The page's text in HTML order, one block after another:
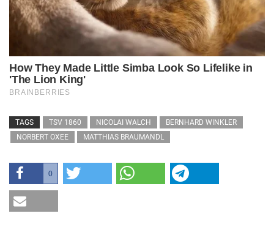
TAGS TSV 1860 NICOLAI WALCH
BERNHARD WINKLER
NORBERT OXEE
MATTHIAS BRAUMANDL
0